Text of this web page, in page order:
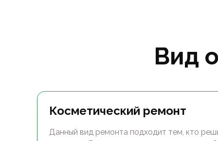
Вид
Косметический ремонт
Данный вид ремонта подходит тем, кто